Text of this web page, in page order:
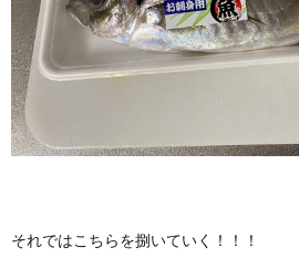
それではこちらを捌いていく！！！